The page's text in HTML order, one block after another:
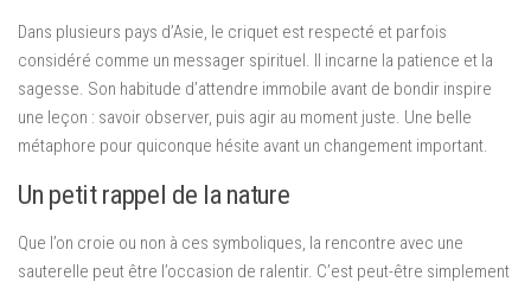
Dans plusieurs pays d’Asie, le criquet est respecté et parfois
considéré comme un messager spirituel. Il incarne la patience et la
sagesse. Son habitude d’attendre immobile avant de bondir inspire
une leçon : savoir observer, puis agir au moment juste. Une belle
métaphore pour quiconque hésite avant un changement important.
Un petit rappel de la nature
Que l’on croie ou non à ces symboliques, la rencontre avec une
sauterelle peut être l’occasion de ralentir. C’est peut-être simplement